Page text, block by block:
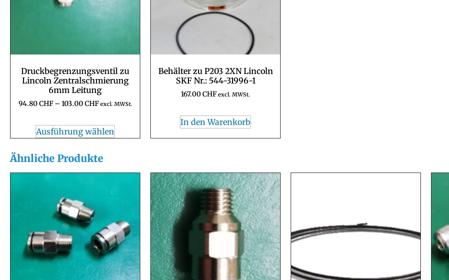
Druckbegrenzungsventil zu
Lincoln Zentralschmierung
6mm Leitung
94.80CHF – 103.00CHF excl. MWSt.
Ausführung wählen
Behälter zu P203 2XN Lincoln
SKF Nr.: 544-31996-1
167.00CHF excl. MWSt.
In den Warenkorb
Ähnliche Produkte